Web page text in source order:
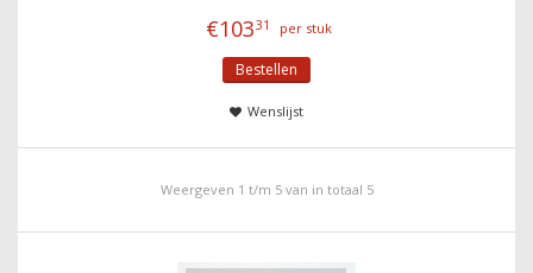
€10331 per stuk
Bestellen
Wenslijst
Weergeven 1 t/m 5 van in totaal 5